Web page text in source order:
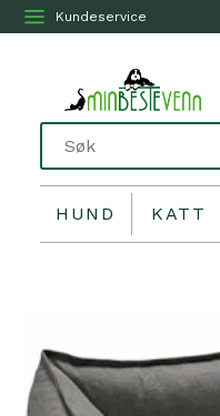
Kundeservice
HUND KATT